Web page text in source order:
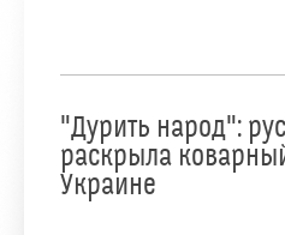
"Дурить народ":
раскрыла
Украине